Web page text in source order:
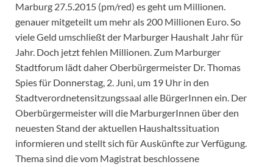
Marburg 27.5.2015 (pm/red) es geht um Millionen.
genauer mitgeteilt um mehr als 200 Millionen Euro. So
viele Geld umschließt der Marburger Haushalt Jahr für
Jahr. Doch jetzt fehlen Millionen. Zum Marburger
Stadtforum lädt daher Oberbürgermeister Dr. Thomas
Spies für Donnerstag, 2. Juni, um 19 Uhr in den
Stadtverordnetensitzungssaal alle BürgerInnen ein. Der
Oberbürgermeister will die MarburgerInnen über den
neuesten Stand der aktuellen Haushaltssituation
informieren und stellt sich für Auskünfte zur Verfügung.
Thema sind die vom Magistrat beschlossene